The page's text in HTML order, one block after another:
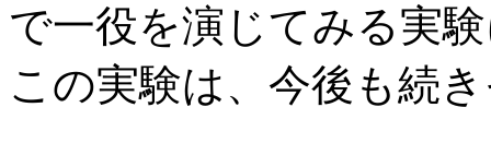
で一役を演じてみる実
この実験は、今後も続